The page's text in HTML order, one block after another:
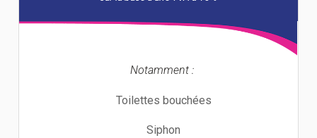
Notamment :
Toilettes bouchées
Siphon